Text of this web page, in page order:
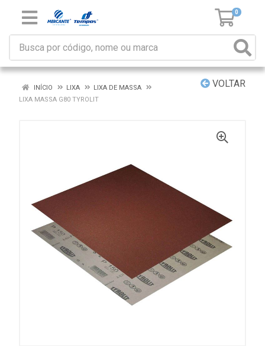
0
VOLTAR
INÍCIO LIXA
LIXA DE MASSA
LIXA MASSA G80 TYROLIT